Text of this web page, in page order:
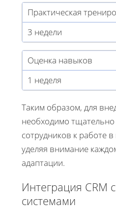
Практическая
3 недели
Оценка навыков
1 неделя
Таким образом, для
необходимо тщательно
сотрудников к работе
уделяя внимание
адаптации.
Интеграция CRM
системами